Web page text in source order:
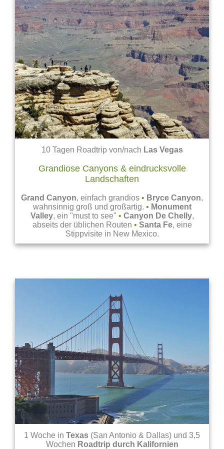
10 Tagen Roadtrip von/nach Las Vegas
Grandiose Canyons & eindrucksvolle
Landschaften
Grand Canyon, einfach grandios • Bryce Canyon,
wahnsinnig groß und großartig. • Monument
Valley, ein "must to see" • Canyon De Chelly,
abseits der üblichen Routen • Santa Fe, eine
Stippvisite in New Mexico.
1 Woche in Texas (San Antonio & Dallas) und 3,5
Wochen Roadtrip durch Kalifornien